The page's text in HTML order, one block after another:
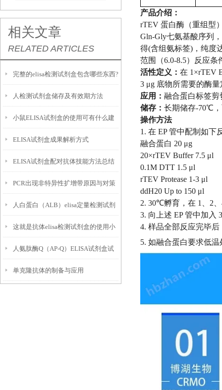
相关文章
RELATED ARTICLES
完整的elisa检测试剂盒包含哪些东西?
人检测试剂盒储存及有效期方法
小鼠ELISA试剂盒的使用可有什么建
议呢？
ELISA试剂盒成果解析方式
ELISA试剂盒配对抗体技能方法总结
PCR出现非特异性扩增带原因与对策
人白蛋白（ALB）elisa定量检测试剂
盒特点以及技术原理
这就是抗体elisa检测试剂盒的使用小
技巧
人氨肽酶Q（AP-Q）ELISA试剂盒试
验样本要求
单克隆抗体的制备与应用
产品介绍：
rTEV 蛋白酶（重组型
Gln-Gly七氨基酸序列
得(含组氨标签)，纯度
范围（6.0-8.5）反应
活性定义： 在 1×rTEV
3 μg 底物所需要的酶
应用： 融合蛋白标签剪
储存： 长期储存-70℃
操作方法
1. 在 EP 管中配制如下
融合蛋白 20 μg
20×rTEV Buffer 7.5 μl
0.1M DTT 1.5 μl
rTEV Protease 1-3 μl
ddH20 Up to 150 μl
2. 30℃孵育，在 1、2
3. 向上述 EP 管中加入
4. 样品全部反应完毕后
5. 如融合蛋白要求低